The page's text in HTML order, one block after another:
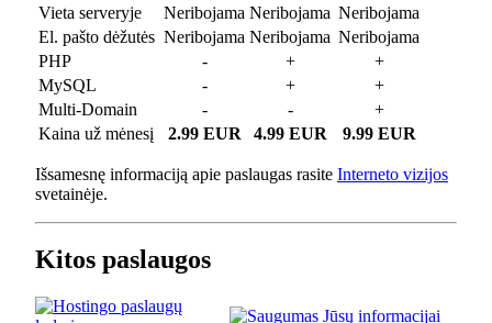
Vieta serveryje
Neribojama Neribojama Neribojama
El. pašto dėžutės Neribojama Neribojama Neribojama
PHP
- +
+
MySQL
- +
+
Multi-Domain
- -
+
Kaina už mėnesį
2.99 EUR 4.99 EUR 9.99 EUR
Išsamesnę informaciją apie paslaugas rasite Interneto vizijos
svetainėje.
Kitos paslaugos